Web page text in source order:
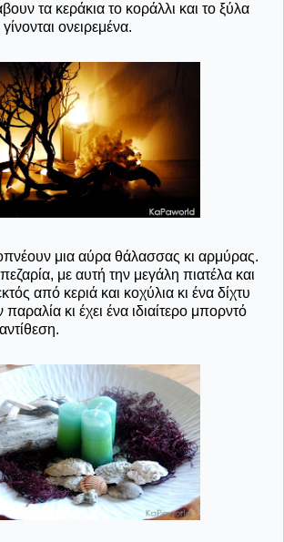
τα κεράκια το κοράλλι και το ξύλα
ονειρεμένα.
μια αύρα θάλασσας κι αρμύρας.
με αυτή την μεγάλη πιατέλα και
από κεριά και κοχύλια κι ένα δίχτυ
κι έχει ένα ιδιαίτερο μπορντό